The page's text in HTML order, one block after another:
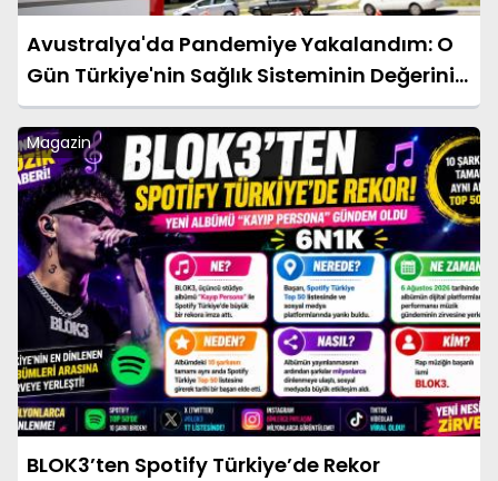
Avustralya'da Pandemiye Yakalandım: O
Gün Türkiye'nin Sağlık Sisteminin Değerini
Çok Daha İyi Anladım
Magazin
BLOK3’ten Spotify Türkiye’de Rekor